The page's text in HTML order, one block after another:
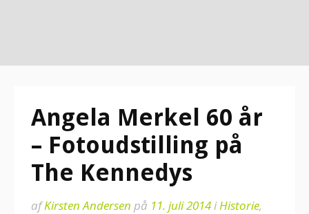
Angela Merkel 60 år
– Fotoudstilling på
The Kennedys
afKirsten Andersen på 11. juli 2014iHistorie,